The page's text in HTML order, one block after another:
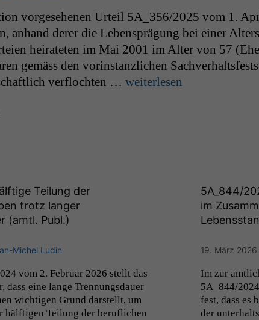
vorge­se­henen Urteil 5A_356/2025 vom 1.
anhand der­er die Leben­sprä­gung bei ein­er
heirateten im Mai 2001 im Alter von 57
gemäss den vorin­stan­zlichen
ver­flocht­en … weit­er­lesen
Teilung der
trotz langer
(amtl. Publ.)
Michel Ludin
vom 2. Feb­ru­ar 2026 stellt das
dass eine lange Tren­nungs­dauer
wichti­gen Grund darstellt, um
hälfti­gen Teilung der beru­flichen
5A_844/
im
19. März 2026
Im zur
5A_844/
fest, dass es
der